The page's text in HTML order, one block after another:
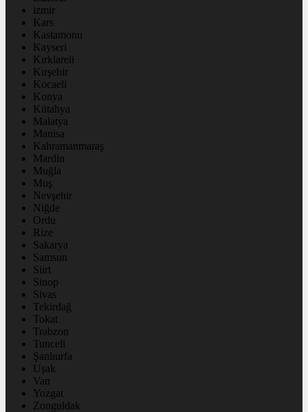
izmir
Kars
Kastamonu
Kayseri
Kırklareli
Kırşehir
Kocaeli
Konya
Kütahya
Malatya
Manisa
Kahramanmaraş
Mardin
Muğla
Muş
Nevşehir
Niğde
Ordu
Rize
Sakarya
Samsun
Siirt
Sinop
Sivas
Tekirdağ
Tokat
Trabzon
Tunceli
Şanlıurfa
Uşak
Van
Yozgat
Zonguldak